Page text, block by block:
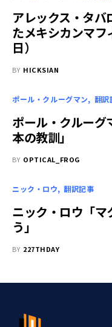
アレックス・タ
たメキシカンマ
日）
BY HICKSIAN
ポール・クルーグマン 翻訳
ポール・クルーグ
本の教訓」
BY OPTICAL_FROG
ニック・ロウ 翻訳記事
ニック・ロウ「マ
う」
BY 227THDAY